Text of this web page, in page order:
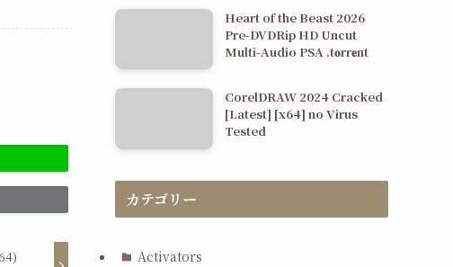
Heart of the Beast 2026
Pre-DVDRip HD Uncut
Multi-Audio PSA .t𝐨rr𝐞nt
CorelDRAW 2024 Cracked
[Latest] [x64] no Virus
Tested
カテゴリー
Activators